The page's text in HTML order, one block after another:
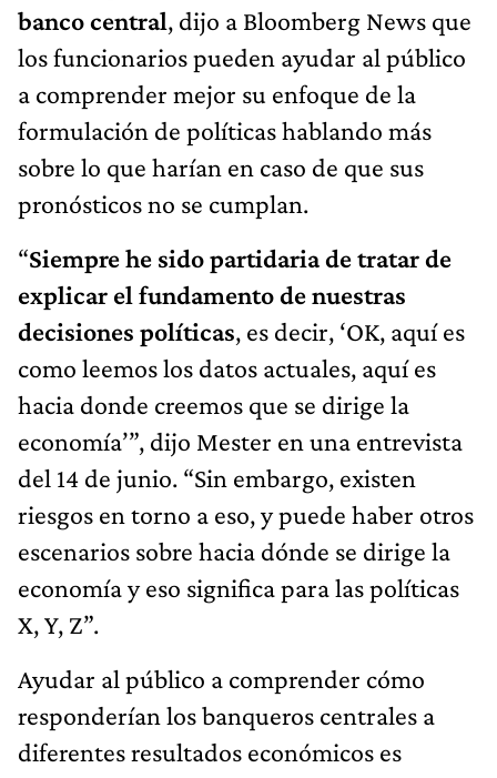
banco central, dijo a Bloomberg News que
los funcionarios pueden ayudar al público
a comprender mejor su enfoque de la
formulación de políticas hablando más
sobre lo que harían en caso de que sus
pronósticos no se cumplan.
“Siempre he sido partidaria de tratar de
explicar el fundamento de nuestras
decisiones políticas, es decir, ‘OK, aquí es
como leemos los datos actuales, aquí es
hacia donde creemos que se dirige la
economía’”, dijo Mester en una entrevista
del 14 de junio. “Sin embargo, existen
riesgos en torno a eso, y puede haber otros
escenarios sobre hacia dónde se dirige la
economía y eso significa para las políticas
X, Y, Z”.
Ayudar al público a comprender cómo
responderían los banqueros centrales a
diferentes resultados económicos es